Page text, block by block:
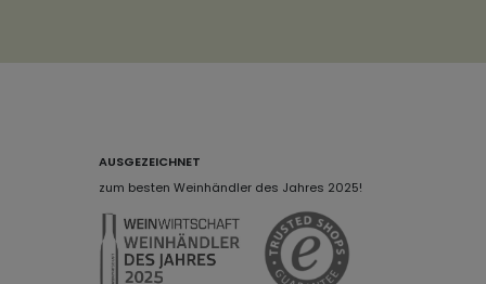
AUSGEZEICHNET
zum besten Weinhändler des Jahres 2025!